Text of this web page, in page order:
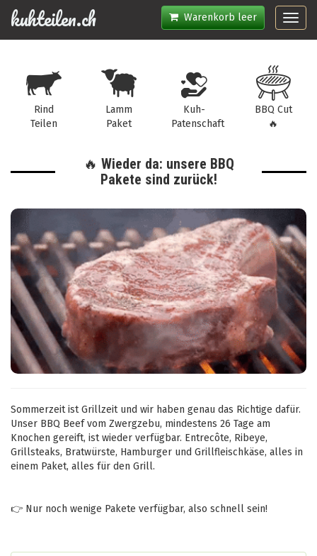
Warenkorb leer
kuhteilen.ch
Rind
Teilen
Lamm
Paket
Kuh-
Patenschaft
BBQ Cut
🔥
🔥 Wieder da: unsere BBQ
Pakete sind zurück!
Sommerzeit ist Grillzeit und wir haben genau das Richtige dafür.
Unser BBQ Beef vom Zwergzebu, mindestens 26 Tage am
Knochen gereift, ist wieder verfügbar. Entrecôte, Ribeye,
Grillsteaks, Bratwürste, Hamburger und Grillfleischkäse, alles in
einem Paket, alles für den Grill.
👉 Nur noch wenige Pakete verfügbar, also schnell sein!